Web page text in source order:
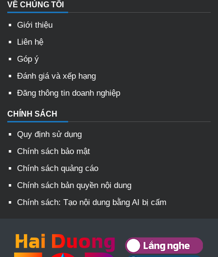
VỀ CHÚNG TÔI
Giới thiệu
Liên hệ
Góp ý
Đánh giá và xếp hạng
Đăng thông tin doanh nghiệp
CHÍNH SÁCH
Quy định sử dụng
Chính sách bảo mật
Chính sách quảng cáo
Chính sách bản quyền nội dung
Chính sách: Tạo nội dung bằng AI bị cấm